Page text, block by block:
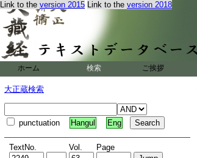
Link to the version 2015 Link to the version 2018
ホーム 検索 ご挨拶
大正蔵検索
punctuation Hangul Eng
TextNo. Vol. Page